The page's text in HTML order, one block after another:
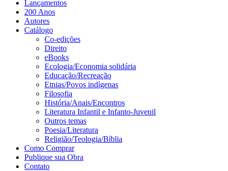
Lançamentos
200 Anos
Autores
Catálogo
Co-edições
Direito
eBooks
Ecologia/Economia solidária
Educação/Recreação
Etnias/Povos indígenas
Filosofia
História/Anais/Encontros
Literatura Infantil e Infanto-Juvenil
Outros temas
Poesia/Literatura
Religião/Teologia/Bíblia
Como Comprar
Publique sua Obra
Contato